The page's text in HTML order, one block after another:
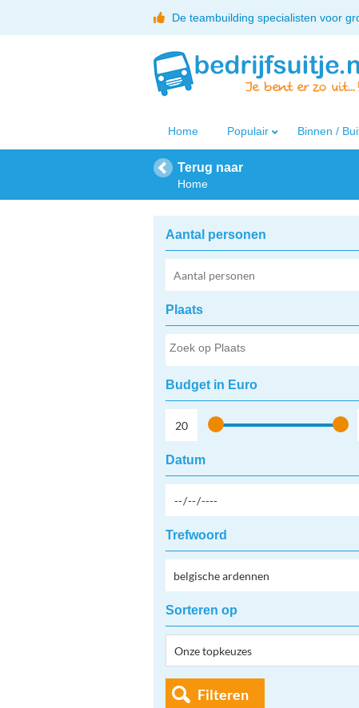
De teambuilding specialisten voor
Home Populair Binnen /
Terug naar
Home
Aantal personen
Plaats
Budget in Euro
Datum
Trefwoord
Sorteren op
Filteren